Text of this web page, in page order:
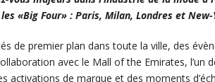
«Big Four» : Paris, Milan, Londres et New-
de premier plan dans toute la ville, des
avec le Mall of the Emirates, l’un
activations de marque et des moments